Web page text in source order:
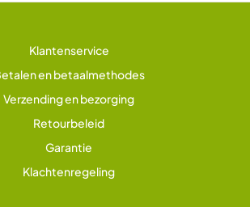
Klantenservice
en betaalmethodes
Verzending en bezorging
Retourbeleid
Garantie
Klachtenregeling